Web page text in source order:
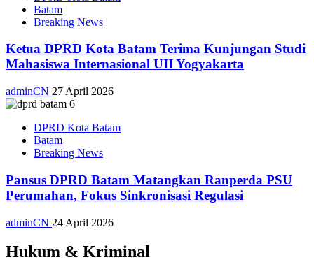
Batam
Breaking News
Ketua DPRD Kota Batam Terima Kunjungan Studi
Mahasiswa Internasional UII Yogyakarta
adminCN 27 April 2026
DPRD Kota Batam
Batam
Breaking News
Pansus DPRD Batam Matangkan Ranperda PSU
Perumahan, Fokus Sinkronisasi Regulasi
adminCN 24 April 2026
Hukum & Kriminal